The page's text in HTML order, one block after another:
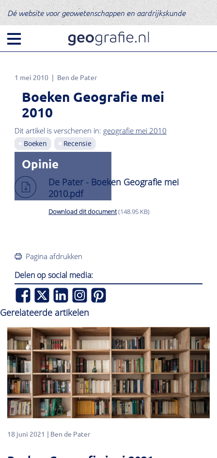
Dé website voor geowetenschappen en aardrijkskunde
1 mei 2010 Ben de Pater
Boeken Geografie mei
2010
Dit artikel is verschenen in: geografie mei 2010
Boeken Recensie
Opinie
De Pater - Boeken Geografie mei
2010.pdf
Download dit document(148.95 KB)
Pagina afdrukken
Delen op social media:
Gerelateerde artikelen
18 juni 2021 Ben de Pater